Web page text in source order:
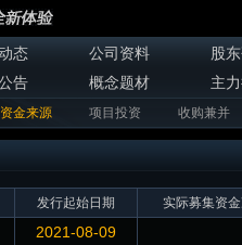
态 公司资料
股
告
概念题材 主
金来源 项目投资 收购兼并
发行起始日期 实际募集资
2021-08-09